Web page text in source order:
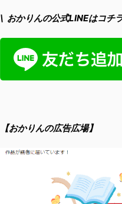
\ おかりんの公式LINEはコチ
【おかりんの広告広場】